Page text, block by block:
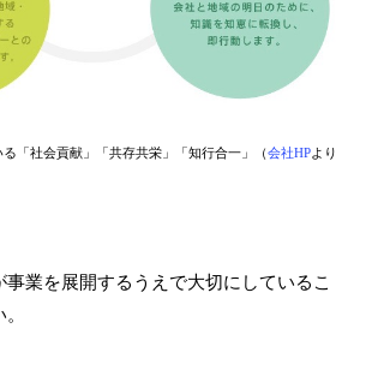
「社会貢献」「共存共栄」「知行合一」（会社HPより
業を展開するうえで大切にしているこ